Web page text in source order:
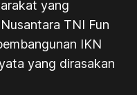
yang
TNI Fun
IKN
yang dirasakan